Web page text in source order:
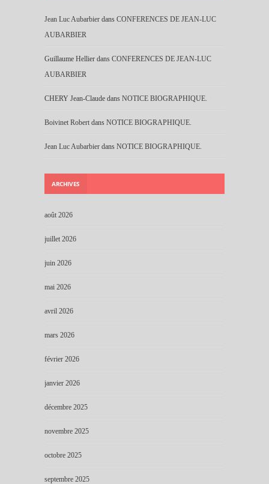
Jean Luc Aubarbier dans CONFERENCES DE JEAN-LUC
AUBARBIER
Guillaume Hellier dans CONFERENCES DE JEAN-LUC
AUBARBIER
CHERY Jean-Claude dans NOTICE BIOGRAPHIQUE.
Boivinet Robert dans NOTICE BIOGRAPHIQUE.
Jean Luc Aubarbier dans NOTICE BIOGRAPHIQUE.
ARCHIVES
août 2026
juillet 2026
juin 2026
mai 2026
avril 2026
mars 2026
février 2026
janvier 2026
décembre 2025
novembre 2025
octobre 2025
septembre 2025